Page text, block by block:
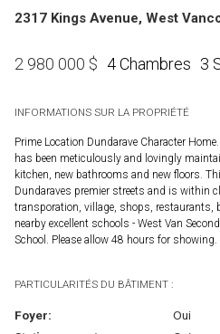
2317 Kings Avenue, West
2 980 000 $ 4 Chambres 3
INFORMATIONS SUR LA PROPRIÉTÉ
Prime Location Dundarave Character
has been meticulously and lovingly
kitchen, new bathrooms and new floors.
Dundaraves premier streets and is within
transporation, village, shops, restaurants,
nearby excellent schools - West Van
School. Please allow 48 hours for showing.
PARTICULARITÉS DU BÂTIMENT :
Foyer:
Oui